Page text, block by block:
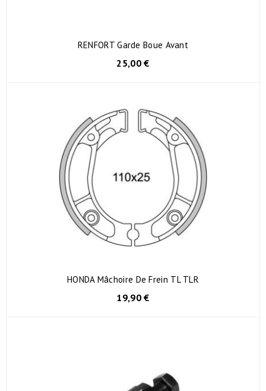
RENFORT Garde Boue Avant
25,00 €
HONDA Mâchoire De Frein TL TLR
19,90 €